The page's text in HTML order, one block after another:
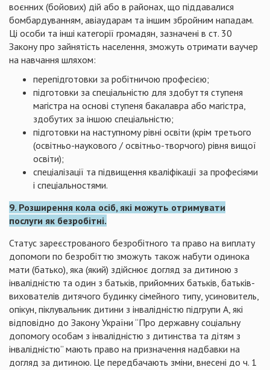
воєнних (бойових) дій або в районах, що піддавалися
бомбардуванням, авіаударам та іншим збройним нападам.
Ці особи та інші категорії громадян, зазначені в ст. 30
Закону про зайнятість населення, зможуть отримати ваучер
на навчання шляхом:
перепідготовки за робітничою професією;
підготовки за спеціальністю для здобуття ступеня
магістра на основі ступеня бакалавра або магістра,
здобутих за іншою спеціальністю;
підготовки на наступному рівні освіти (крім третього
(освітньо-наукового / освітньо-творчого) рівня вищої
освіти);
спеціалізації та підвищення кваліфікації за професіями
і спеціальностями.
9. Розширення кола осіб, які можуть отримувати
послуги як безробітні.
Статус зареєстрованого безробітного та право на виплату
допомоги по безробіттю зможуть також набути одинока
мати (батько), яка (який) здійснює догляд за дитиною з
інвалідністю та один з батьків, прийомних батьків, батьків-
вихователів дитячого будинку сімейного типу, усиновитель,
опікун, піклувальник дитини з інвалідністю підгрупи А, які
відповідно до Закону України “Про державну соціальну
допомогу особам з інвалідністю з дитинства та дітям з
інвалідністю” мають право на призначення надбавки на
догляд за дитиною. Це передбачають зміни, внесені до ч. 1